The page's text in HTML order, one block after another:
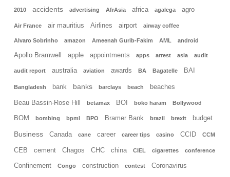
2010 accidents advertising AfrAsia africa agalega agro
Air France air mauritius Airlines airport airway coffee
Alvaro Sobrinho amazon Ameenah Gurib-Fakim AML android
Apollo Bramwell apple appointments apps arrest asia audit
audit report australia aviation awards BA Bagatelle BAI
Bangladesh bank banks barclays beach beaches
Beau Bassin-Rose Hill betamax BOI boko haram Bollywood
BOM bombing bpml BPO Bramer Bank brazil brexit budget
Business Canada cane career career tips casino CCID CCM
CEB cement Chagos CHC china CIEL cigarettes conference
Confinement Congo construction contest Coronavirus